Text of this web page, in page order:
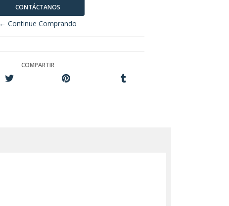
CONTÁCTANOS
← Continue Comprando
COMPARTIR